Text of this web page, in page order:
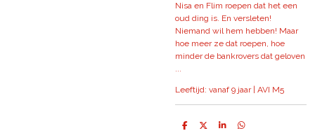
Nisa en Flim roepen dat het een
oud ding is. En versleten!
Niemand wil hem hebben! Maar
hoe meer ze dat roepen, hoe
minder de bankrovers dat geloven
...
Leeftijd: vanaf 9 jaar | AVI M5
D
D
S
D